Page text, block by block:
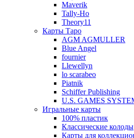
Maverik
Tally-Ho
Theory11
Карты Таро
AGM AGMULLER
Blue Angel
fournier
Llewellyn
lo scarabeo
Piatnik
Schiffer Publishing
U.S. GAMES
Игральные карты
100% пластик
Классические колоды
Карты для